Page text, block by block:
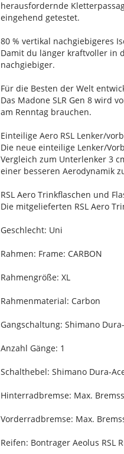
herausfordernde
eingehend getestet.
80 % vertikal nachgiebigeres
Damit du länger kraftvoller in
nachgiebiger.
Für die Besten der Welt
Das Madone SLR Gen 8 wird
am Renntag brauchen.
Einteilige Aero RSL Lenker/
Die neue einteilige Lenker/
Vergleich zum Unterlenker 3
einer besseren Aerodynamik
RSL Aero Trinkflaschen und
Die mitgelieferten RSL Aero
Geschlecht: Uni
Rahmen: Frame: CARBON
Rahmengröße: XL
Rahmenmaterial: Carbon
Gangschaltung: Shimano
Anzahl Gänge: 1
Schalthebel: Shimano Dura-
Hinterradbremse: Max.
Vorderradbremse: Max.
Reifen: Bontrager Aeolus RSL